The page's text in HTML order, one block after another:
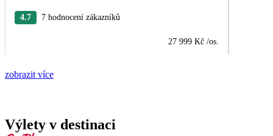
4.7 7 hodnocení zákazníků
27 999 Kč /os.
zobrazit více
Výlety v destinaci